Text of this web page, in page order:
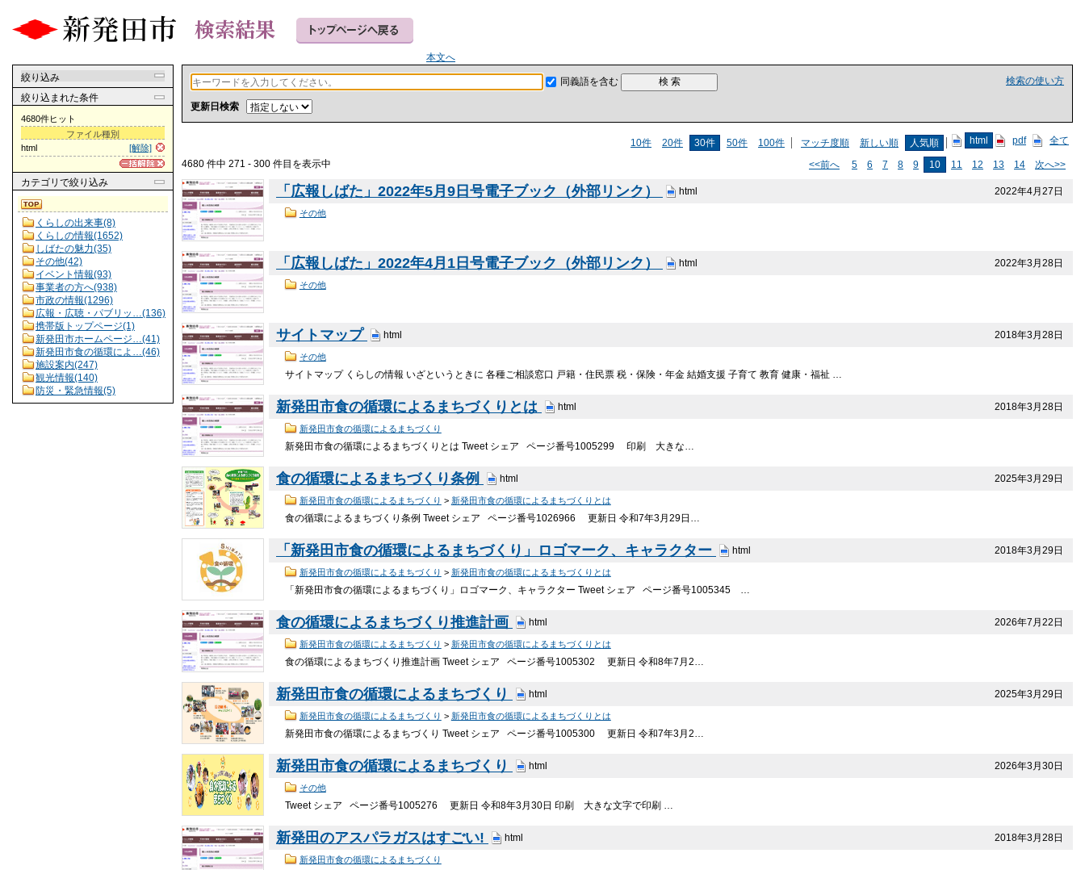
本文へ
絞り込み
絞り込まれた条件
4680件ヒット
ファイル種別
[解除]
html
カテゴリ で絞り込み
くらしの出来事(8)
くらしの情報(1652)
しばたの魅力(35)
その他(42)
イベント情報(93)
事業者の方へ(938)
市政の情報(1296)
広報・広聴・パブリッ…(136)
携帯版トップページ(1)
新発田市ホームページ…(41)
新発田市食の循環によ…(46)
施設案内(247)
観光情報(140)
防災・緊急情報(5)
検索の使い方
同義語を含む
更新日検索
10件 20件 30件 50件 100件 マッチ度順 新しい順 人気順 html pdf 全て
4680 件中 271 - 300 件目を表示中 <<前へ 5 6 7 8 9 10 11 12 13 14 次へ>>
2022年4月27日
「広報しばた」2022年5月9日号電子ブック（外部リンク） html
その他
2022年3月28日
「広報しばた」2022年4月1日号電子ブック（外部リンク） html
その他
2018年3月28日
サイトマップ html
その他
サイトマップ くらしの情報 いざというときに 各種ご相談窓口 戸籍・住民票 税・保険・年金 結婚支援 子育て 教育 健康・福祉 …
2018年3月28日
新発田市食の循環によるまちづくりとは html
新発田市食の循環によるまちづくり
新発田市食の循環によるまちづくりとは Tweet シェア ページ番号1005299 印刷 大きな…
2025年3月29日
食の循環によるまちづくり条例 html
新発田市食の循環によるまちづくり > 新発田市食の循環によるまちづくりとは
食の循環によるまちづくり条例 Tweet シェア ページ番号1026966 更新日 令和7年3月29日…
2018年3月29日
「新発田市食の循環によるまちづくり」ロゴマーク、キャラクター html
新発田市食の循環によるまちづくり > 新発田市食の循環によるまちづくりとは
「新発田市食の循環によるまちづくり」ロゴマーク、キャラクター Tweet シェア ページ番号1005345 …
2026年7月22日
食の循環によるまちづくり推進計画 html
新発田市食の循環によるまちづくり > 新発田市食の循環によるまちづくりとは
食の循環によるまちづくり推進計画 Tweet シェア ページ番号1005302 更新日 令和8年7月2…
2025年3月29日
新発田市食の循環によるまちづくり html
新発田市食の循環によるまちづくり > 新発田市食の循環によるまちづくりとは
新発田市食の循環によるまちづくり Tweet シェア ページ番号1005300 更新日 令和7年3月2…
2026年3月30日
新発田市食の循環によるまちづくり html
その他
Tweet シェア ページ番号1005276 更新日 令和8年3月30日 印刷 大きな文字で印刷 …
2018年3月28日
新発田のアスパラガスはすごい! html
新発田市食の循環によるまちづくり